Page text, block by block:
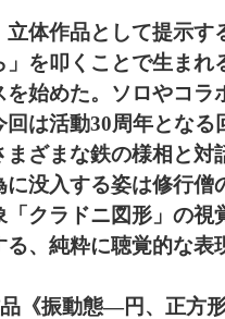
体作品として提示す
を叩くことで生まれ
を始めた。ソロやコラ
は活動30周年とな
ざまな鉄の様相と対
に没入する姿は修行
クラドニ図形」の視
、純粋に聴覚的な表
《振動態―円、正方